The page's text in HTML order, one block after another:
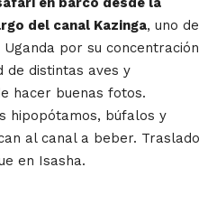
del canal Kazinga, uno de
por su concentración
de distintas aves y
hacer buenas fotos.
hipopótamos, búfalos y
al canal a beber. Traslado
en Isasha.